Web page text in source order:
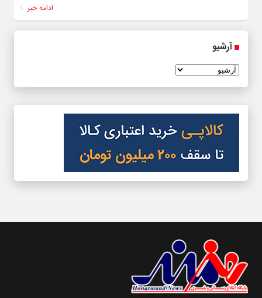
ادامه خبر
آرشیو